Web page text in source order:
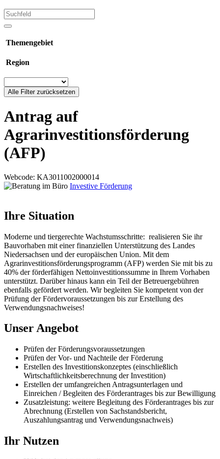
Themengebiet
Region
Alle Filter zurücksetzen
Antrag auf
Agrarinvestitionsförderung
(AFP)
Webcode: KA3011002000014
Investive Förderung
Ihre Situation
Moderne und tiergerechte Wachstumsschritte: realisieren Sie ihr
Bauvorhaben mit einer finanziellen Unterstützung des Landes
Niedersachsen und der europäischen Union. Mit dem
Agrarinvestitionsförderungsprogramm (AFP) werden Sie mit bis zu
40% der förderfähigen Nettoinvestitionssumme in Ihrem Vorhaben
unterstützt. Darüber hinaus kann ein Teil der Betreuergebühren
ebenfalls gefördert werden. Wir begleiten Sie kompetent von der
Prüfung der Fördervoraussetzungen bis zur Erstellung des
Verwendungsnachweises!
Unser Angebot
Prüfen der Förderungsvoraussetzungen
Prüfen der Vor- und Nachteile der Förderung
Erstellen des Investitionskonzeptes (einschließlich
Wirtschaftlichkeitsberechnung der Investition)
Erstellen der umfangreichen Antragsunterlagen und
Einreichen / Begleiten des Förderantrages bis zur Bewilligung
Zusatzleistung: weitere Begleitung des Förderantrages bis zur
Abrechnung (Erstellen von Sachstandsbericht,
Auszahlungsantrag und Verwendungsnachweis)
Ihr Nutzen